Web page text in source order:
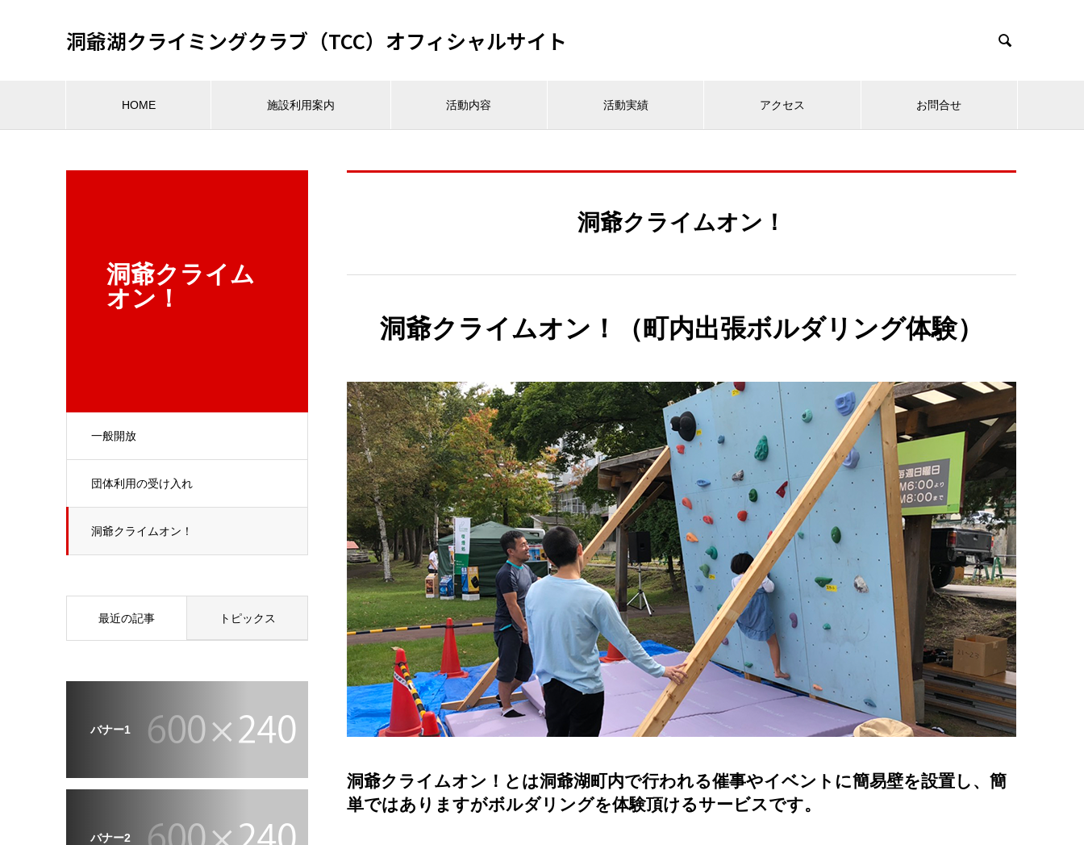
洞爺湖クライミングクラブ（TCC）オフィシャルサイト 
HOME 施設利用案内 活動内容 活動実績 アクセス お問合せ
洞爺クライム
オン！
一般開放
団体利用の受け入れ
洞爺クライムオン！
洞爺クライムオン！
洞爺クライムオン！（町内出張ボルダリング体験）
洞爺クライムオン！とは洞爺湖町内で行われる催事やイベントに簡易壁を設置し、簡
単ではありますがボルダリングを体験頂けるサービスです。
最近の記事 トピックス
バナー1
バナー2